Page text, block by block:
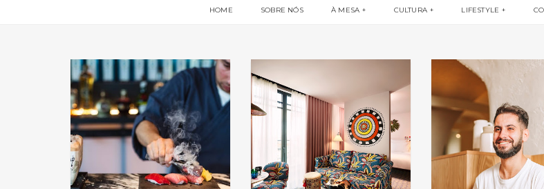
HOME SOBRE NÓS À MESA CULTURA LIFESTYLE